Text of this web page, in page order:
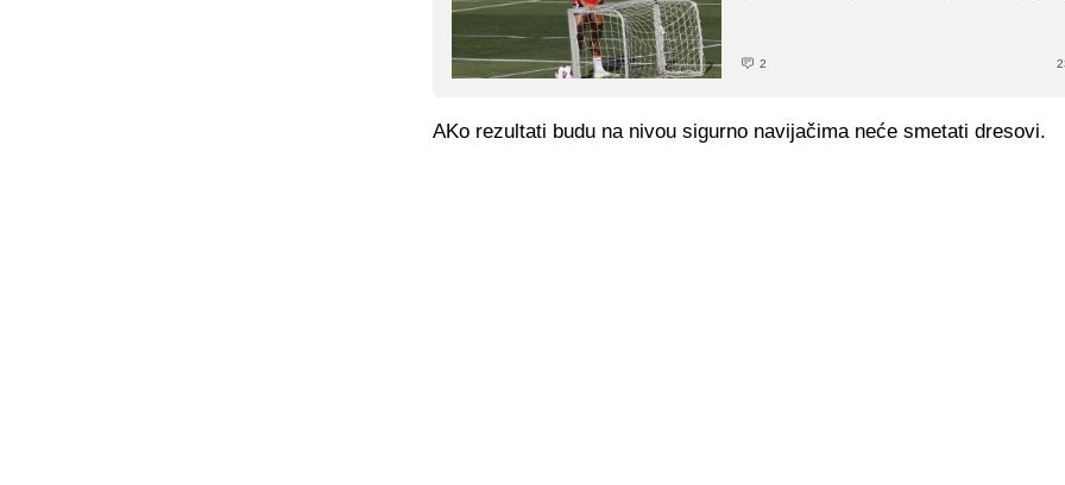
2
AKo rezultati budu na nivou sigurno navijačima neće smetati dresovi.